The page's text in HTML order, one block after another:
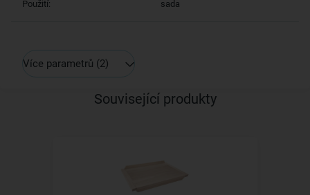
Použití: sada
Více parametrů (2)
Související produkty